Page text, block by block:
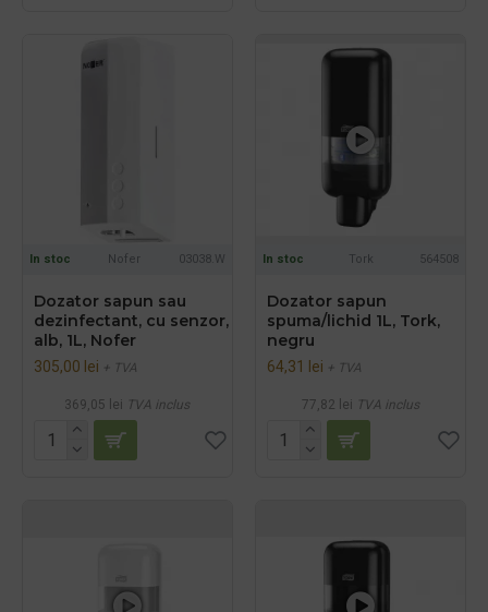
In stoc Nofer 03038.W
Dozator sapun sau
dezinfectant, cu senzor,
alb, 1L, Nofer
305,00 lei + TVA
369,05 lei TVA inclus
In stoc Tork 564508
Dozator sapun
spuma/lichid 1L, Tork,
negru
64,31 lei + TVA
77,82 lei TVA inclus